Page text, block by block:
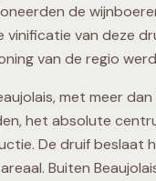
de
vinificatie van deze
van de regio
met meer
het absolute
De druif beslaat
Buiten